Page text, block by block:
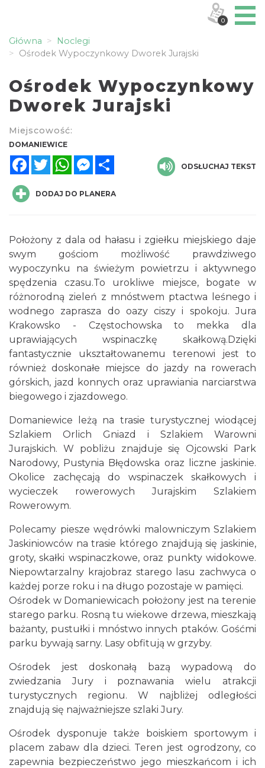
Główna
Noclegi
Ośrodek Wypoczynkowy Dworek Jurajski
Ośrodek Wypoczynkowy
Dworek Jurajski
Miejscowość:
DOMANIEWICE
FacebookTwitterWhatsAppMessenger
ODSŁUCHAJ TEKST
DODAJ DO PLANERA
Położony z dala od hałasu i zgiełku miejskiego daje
swym gościom możliwość prawdziwego
wypoczynku na świeżym powietrzu i aktywnego
spędzenia czasu.To urokliwe miejsce, bogate w
różnorodną zieleń z mnóstwem ptactwa leśnego i
wodnego zaprasza do oazy ciszy i spokoju. Jura
Krakowsko - Częstochowska to mekka dla
uprawiających wspinaczkę skałkową.Dzięki
fantastycznie ukształtowanemu terenowi jest to
również doskonałe miejsce do jazdy na rowerach
górskich, jazd konnych oraz uprawiania narciarstwa
biegowego i zjazdowego.
Domaniewice leżą na trasie turystycznej wiodącej
Szlakiem Orlich Gniazd i Szlakiem Warowni
Jurajskich. W pobliżu znajduje się Ojcowski Park
Narodowy, Pustynia Błędowska oraz liczne jaskinie.
Okolice zachęcają do wspinaczek skałkowych i
wycieczek rowerowych Jurajskim Szlakiem
Rowerowym.
Polecamy piesze wędrówki malowniczym Szlakiem
Jaskiniowców na trasie którego znajdują się jaskinie,
groty, skałki wspinaczkowe, oraz punkty widokowe.
Niepowtarzalny krajobraz starego lasu zachwyca o
każdej porze roku i na długo pozostaje w pamięci.
Ośrodek w Domaniewicach położony jest na terenie
starego parku. Rosną tu wiekowe drzewa, mieszkają
bażanty, pustułki i mnóstwo innych ptaków. Gośćmi
parku bywają sarny. Lasy obfitują w grzyby.
Ośrodek jest doskonałą bazą wypadową do
zwiedzania Jury i poznawania wielu atrakcji
turystycznych regionu. W najbliżej odległości
znajdują się najważniejsze szlaki Jury.
Ośrodek dysponuje także boiskiem sportowym i
placem zabaw dla dzieci. Teren jest ogrodzony, co
zapewnia bezpieczeństwo jego mieszkańcom i ich
0